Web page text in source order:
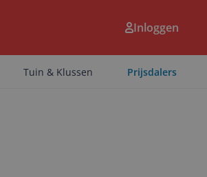
Inloggen
Tuin & Klussen Prijsdalers